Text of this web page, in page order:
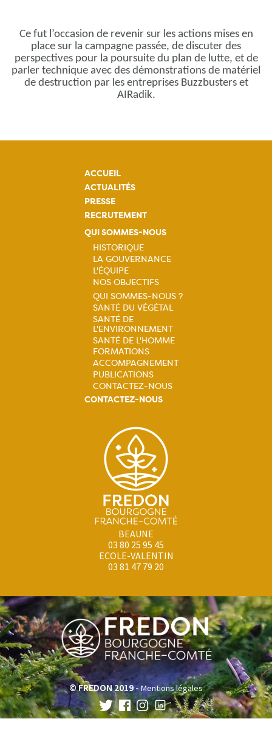
Ce fut l’occasion de revenir sur les actions mises en
place sur la campagne passée, de discuter des
perspectives pour la poursuite du plan de lutte, et de
parler technique avec des démonstrations de matériel
de destruction par les entreprises Buzzbusters et
AIRadik.
ACCUEIL
ACTUALITÉS
PRESSE
RECRUTEMENT
QUI SOMMES-NOUS
Navigation
principale
HISTORIQUE
LA GOUVERNANCE
L'ÉQUIPE
NOS OBJECTIFS
Navigation
principale
QUI SOMMES-NOUS ?
SANTÉ DU VÉGÉTAL
SANTÉ DE
L'ENVIRONNEMENT
SANTÉ DE L'HOMME
FORMATIONS
ACCOMPAGNEMENT
PUBLICATIONS
CONTACTEZ-NOUS
CONTACTEZ-NOUS
BEAUNE
03 80 25 95 45
ECOLE-VALENTIN
03 81 47 79 20
© FREDON 2019 -Mentions légales